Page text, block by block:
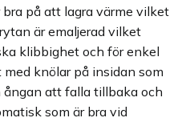
på att lagra värme vilket
är emaljerad vilket
klibbighet och för enkel
knölar på insidan som
att falla tillbaka och
som är bra vid